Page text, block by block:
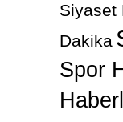
Siyaset
Dakika
Spor